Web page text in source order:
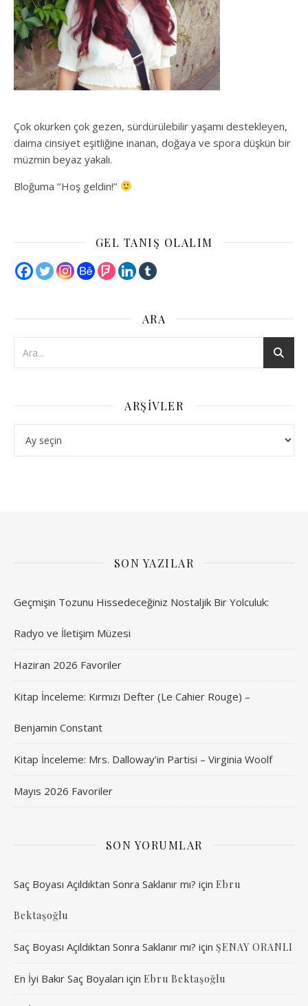
Çok okurken çok gezen, sürdürülebilir yaşamı destekleyen,
daima cinsiyet eşitliğine inanan, doğaya ve spora düşkün bir
müzmin beyaz yakalı.
Bloğuma ‘’Hoş geldin!’’
GEL TANIŞ OLALIM
ARA
ARŞIVLER
SON YAZILAR
Geçmişin Tozunu Hissedeceğiniz Nostaljik Bir Yolculuk:
Radyo ve İletişim Müzesi
Haziran 2026 Favoriler
Kitap İnceleme: Kırmızı Defter (Le Cahier Rouge) –
Benjamin Constant
Kitap İnceleme: Mrs. Dalloway’in Partisi – Virginia Woolf
Mayıs 2026 Favoriler
SON YORUMLAR
Saç Boyası Açıldıktan Sonra Saklanır mı? için Ebru
Bektaşoğlu
Saç Boyası Açıldıktan Sonra Saklanır mı? için ŞENAY ORANLI
En İyi Bakır Saç Boyaları için Ebru Bektaşoğlu